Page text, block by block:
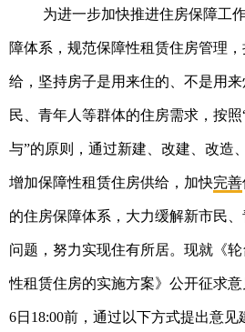
为进一步加快推进住房保障工
障体系，规范保障性租赁住房管理
给，坚持房子是用来住的、不是用
民、青年人等群体的住房需求，按
与”的原则，通过新建、改建、改造
增加保障性租赁住房供给，加快完善
的住房保障体系，大力缓解新市民
问题，努力实现住有所居。现就《
性租赁住房的实施方案》公开征求意
6日18:00前，通过以下方式提出意见